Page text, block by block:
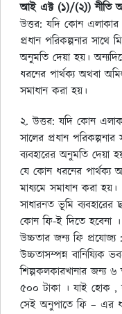
আই এক্ট (১)/(২)) নীতি
উত্তর: যদি কোন এলাকার
প্রধান পরিকল্পনার সাথে
অনুমতি দেয়া হয়।
ধরনের পার্থক্য অথবা
সমাধান করা হয়।
২. উত্তর: যদি কোন
সালের প্রধান
ব্যবহারের অনুমতি দেয়া
যে কোন ধরনের পার্থক্য
মাধ্যমে সমাধান করা হয়।
সাধারনত ভূমি
কোন ফি-ই দিতে হবেনা
উচ্চতার জন্য ফি
উচ্চতাসম্পন্ন বানিয্যিক
শিল্পকলকারখানার জন্য
৫০০ টাকা । যাই হোক ,
সেই অনুপাতে ফি – এর